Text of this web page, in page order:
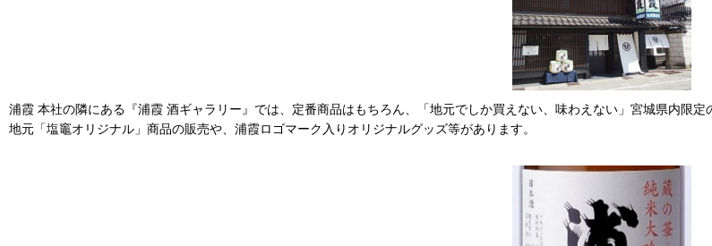
浦霞 本社の隣にある『浦霞 酒ギャラリー』では、定番商品はもちろん、「地元でしか買えない、味わえない」宮城県内限定
地元「塩竈オリジナル」商品の販売や、浦霞ロゴマーク入りオリジナルグッズ等があります。